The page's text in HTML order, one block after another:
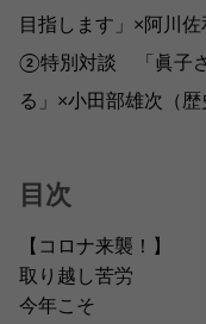
目指します」×阿川
②特別対談 「眞子さ
る」×小田部雄次（歴
目次
【コロナ来襲！】
取り越し苦労
今年こそ